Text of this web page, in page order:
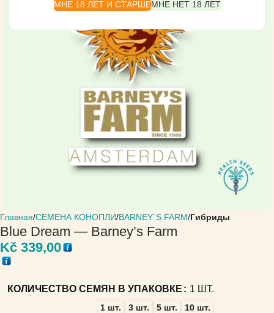
МНЕ 18 ЛЕТ И СТАРШЕМНЕ НЕТ 18 ЛЕТ
Главная СЕМЕНА КОНОПЛИ BARNEY´S FARM Гибриды
Blue Dream — Barney’s Farm
Kč 339,00
КОЛИЧЕСТВО СЕМЯН В УПАКОВКЕ 1 ШТ.
1 шт. 3 шт. 5 шт. 10 шт.